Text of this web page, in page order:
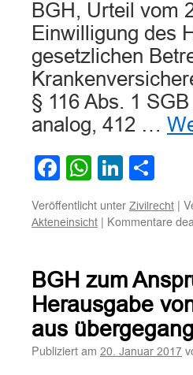
BGH, Urteil vom
Einwilligung des
gesetzlichen
§ 116 Abs. 1
analog, 412 …
Facebook
WhatsApp
Veröffentlicht unter Zivilrecht |
Akteneinsicht | Kommentare
BGH zum
Herausgabe
aus
Publiziert am 20. Januar 2017